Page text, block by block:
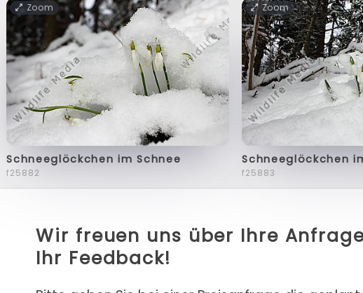
Zoom
Schneeglöckchen im Schnee
f25882
Zoom
Schneeglöckchen
f25883
Wir freuen uns über Ihre
Ihr Feedback!